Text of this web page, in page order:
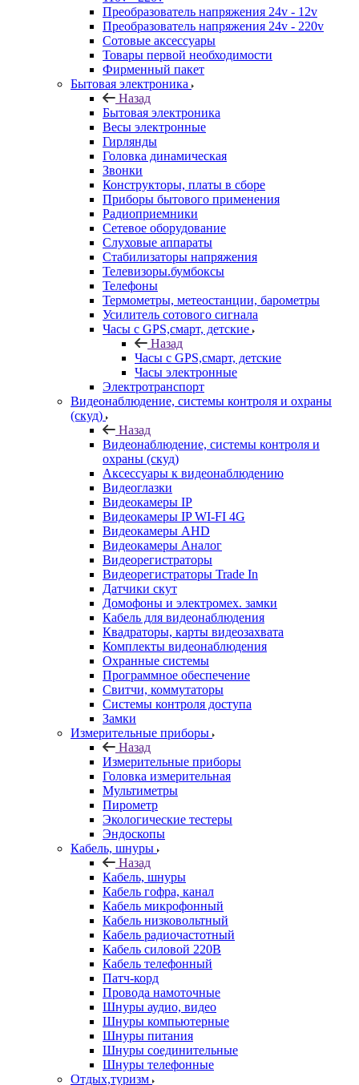
Преобразователь напряжения 24v - 12v
Преобразователь напряжения 24v - 220v
Сотовые аксессуары
Товары первой необходимости
Фирменный пакет
Бытовая электроника
Назад
Бытовая электроника
Весы электронные
Гирлянды
Головка динамическая
Звонки
Конструкторы, платы в сборе
Приборы бытового применения
Радиоприемники
Сетевое оборудование
Слуховые аппараты
Стабилизаторы напряжения
Телевизоры.бумбоксы
Телефоны
Термометры, метеостанции, барометры
Усилитель сотового сигнала
Часы с GPS,смарт, детские
Назад
Часы с GPS,смарт, детские
Часы электронные
Электротранспорт
Видеонаблюдение, системы контроля и охраны
(скуд)
Назад
Видеонаблюдение, системы контроля и
охраны (скуд)
Аксессуары к видеонаблюдению
Видеоглазки
Видеокамеры IP
Видеокамеры IP WI-FI 4G
Видеокамеры AHD
Видеокамеры Аналог
Видеорегистраторы
Видеорегистраторы Trade In
Датчики скут
Домофоны и электромех. замки
Кабель для видеонаблюдения
Квадраторы, карты видеозахвата
Комплекты видеонаблюдения
Охранные системы
Программное обеспечение
Свитчи, коммутаторы
Системы контроля доступа
Замки
Измерительные приборы
Назад
Измерительные приборы
Головка измерительная
Мультиметры
Пирометр
Экологические тестеры
Эндоскопы
Кабель, шнуры
Назад
Кабель, шнуры
Кабель гофра, канал
Кабель микрофонный
Кабель низковольтный
Кабель радиочастотный
Кабель силовой 220В
Кабель телефонный
Патч-корд
Провода намоточные
Шнуры аудио, видео
Шнуры компьютерные
Шнуры питания
Шнуры соединительные
Шнуры телефонные
Отдых,туризм